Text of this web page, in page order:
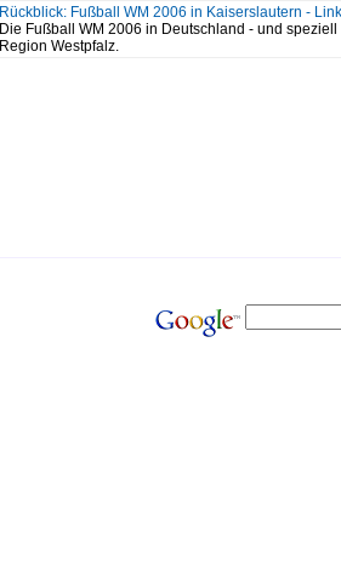
Rückblick: Fußball WM 2006 in Kaiserslautern -
Die Fußball WM 2006 in Deutschland - und
Region Westpfalz.